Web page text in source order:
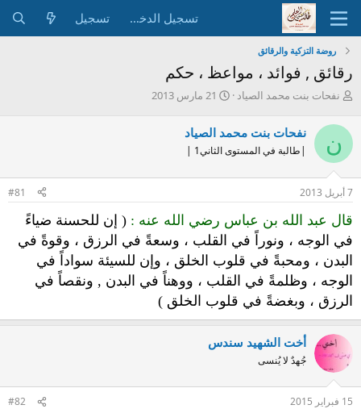
تسجيل الدخول تسجيل
روضة التزكية والرقائق
رقائق , فوائد ، مواعظ ، حكم
ب
د
ئ
ا
ل
م
و
ض
و
ع
نفحات بنت محمد الصياد
ت
ي
خ
ل
ء
21 مارس 2013
ن نفحات بنت محمد الصياد
|طالبة في المستوى الثاني1 |
7 أبريل 2013 #81
قال عبد الله بن عباس رضي الله عنه : ( إن للحسنة ضياءً
في الوجه ، ونوراً في القلب ، وسعةً في الرزق ، وقوةً في
البدن ، ومحبةً في قلوب الخلق ، وإن للسيئة سواداً في
الوجه ، وظلمةً في القلب ، ووهناً في البدن , ونقصاً في
الرزق ، وبغضةً في قلوب الخلق )
أخت الشهيد سندس
جُهدٌ لا يُنسى
15 فبراير 2015 #82